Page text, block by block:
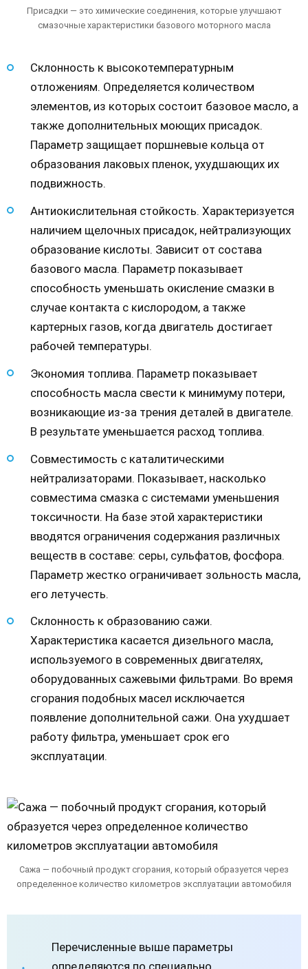
Присадки — это химические соединения, которые улучшают
смазочные характеристики базового моторного масла
Склонность к высокотемпературным
отложениям. Определяется количеством
элементов, из которых состоит базовое масло, а
также дополнительных моющих присадок.
Параметр защищает поршневые кольца от
образования лаковых пленок, ухудшающих их
подвижность.
Антиокислительная стойкость. Характеризуется
наличием щелочных присадок, нейтрализующих
образование кислоты. Зависит от состава
базового масла. Параметр показывает
способность уменьшать окисление смазки в
случае контакта с кислородом, а также
картерных газов, когда двигатель достигает
рабочей температуры.
Экономия топлива. Параметр показывает
способность масла свести к минимуму потери,
возникающие из-за трения деталей в двигателе.
В результате уменьшается расход топлива.
Совместимость с каталитическими
нейтрализаторами. Показывает, насколько
совместима смазка с системами уменьшения
токсичности. На базе этой характеристики
вводятся ограничения содержания различных
веществ в составе: серы, сульфатов, фосфора.
Параметр жестко ограничивает зольность масла,
его летучесть.
Склонность к образованию сажи.
Характеристика касается дизельного масла,
используемого в современных двигателях,
оборудованных сажевыми фильтрами. Во время
сгорания подобных масел исключается
появление дополнительной сажи. Она ухудшает
работу фильтра, уменьшает срок его
эксплуатации.
Сажа — побочный продукт сгорания, который образуется через
определенное количество километров эксплуатации автомобиля
Перечисленные выше параметры
определяются по специально